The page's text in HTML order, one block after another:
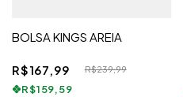
BOLSA KINGS AREIA
R$167,99 R$239,99
R$159,59